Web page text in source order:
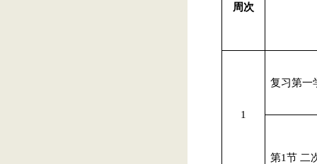
周次
1
复习第一
第1节 二